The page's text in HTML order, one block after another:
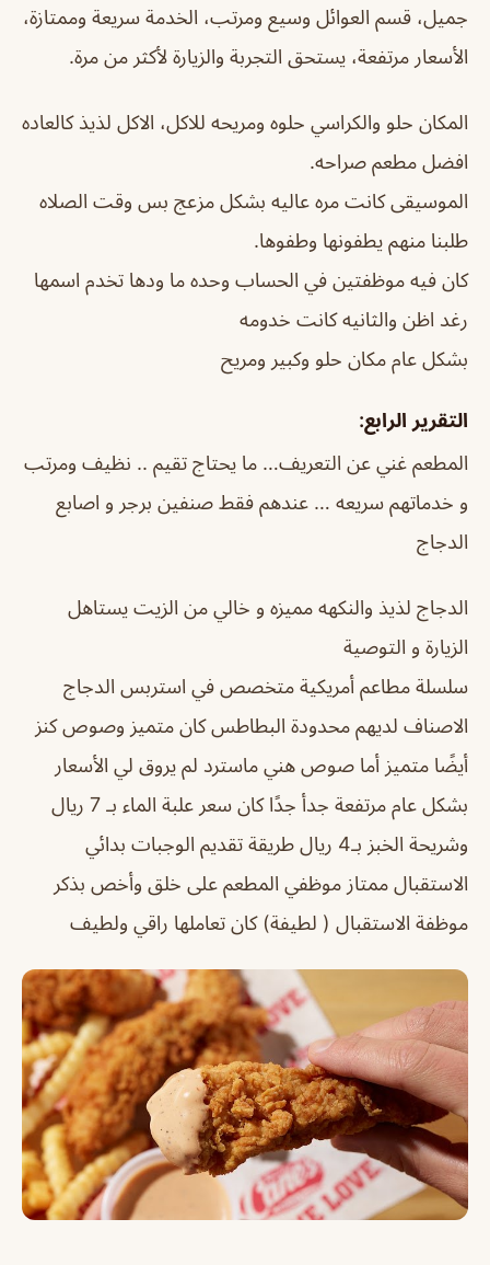
جميل، قسم العوائل وسيع ومرتب، الخدمة سريعة وممتازة،
الأسعار مرتفعة، يستحق التجربة والزيارة لأكثر من مرة.
المكان حلو والكراسي حلوه ومريحه للاكل، الاكل لذيذ كالعاده
افضل مطعم صراحه.
الموسيقى كانت مره عاليه بشكل مزعج بس وقت الصلاه
طلبنا منهم يطفونها وطفوها.
كان فيه موظفتين في الحساب وحده ما ودها تخدم اسمها
رغد اظن والثانيه كانت خدومه
بشكل عام مكان حلو وكبير ومريح
التقرير الرابع:
المطعم غني عن التعريف… ما يحتاج تقيم .. نظيف ومرتب
و خدماتهم سريعه … عندهم فقط صنفين برجر و اصابع
الدجاج
الدجاج لذيذ والنكهه مميزه و خالي من الزيت يستاهل
الزيارة و التوصية
سلسلة مطاعم أمريكية متخصص في استربس الدجاج
الاصناف لديهم محدودة البطاطس كان متميز وصوص كنز
أيضًا متميز أما صوص هني ماسترد لم يروق لي الأسعار
بشكل عام مرتفعة جدأ جدًا كان سعر علبة الماء بـ 7 ريال
وشريحة الخبز بـ4 ريال طريقة تقديم الوجبات بدائي
الاستقبال ممتاز موظفي المطعم على خلق وأخص بذكر
موظفة الاستقبال ( لطيفة) كان تعاملها راقي ولطيف